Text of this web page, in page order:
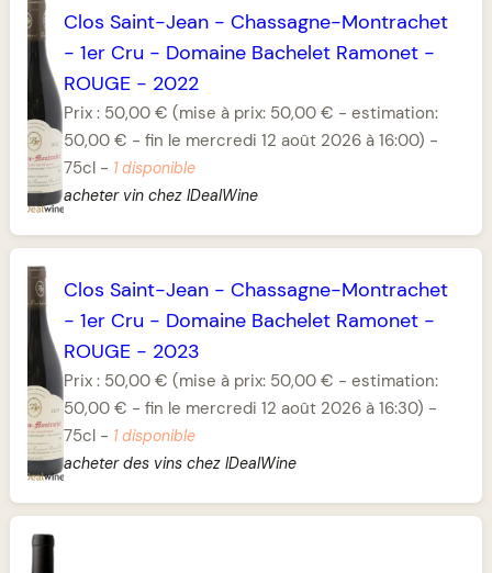
Clos Saint-Jean - Chassagne-Montrachet
-1er Cru - Domaine Bachelet Ramonet -
ROUGE - 2022
Prix : 50,00 € (mise à prix: 50,00 € - estimation:
50,00 € - fin le mercredi 12 août 2026 à 16:00) -
75cl - 1 disponible
acheter vin chez IDealWine
Clos Saint-Jean - Chassagne-Montrachet
-1er Cru - Domaine Bachelet Ramonet -
ROUGE - 2023
Prix : 50,00 € (mise à prix: 50,00 € - estimation:
50,00 € - fin le mercredi 12 août 2026 à 16:30) -
75cl - 1 disponible
acheter des vins chez IDealWine